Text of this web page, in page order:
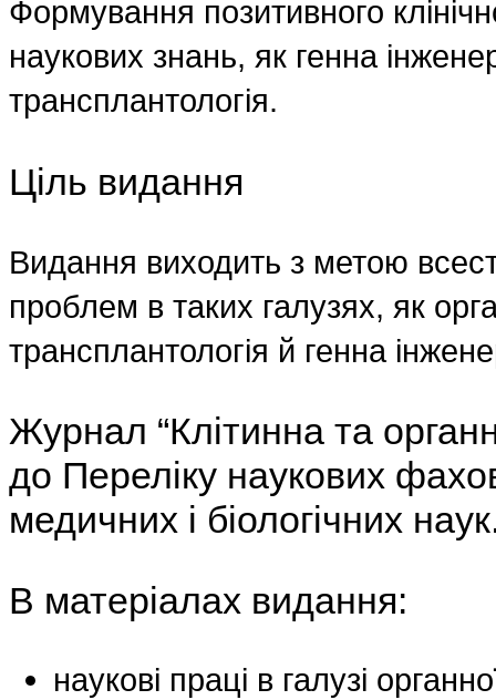
Формування позитивного
наукових знань, як генна
трансплантологія.
Ціль видання
Видання виходить з метою
проблем в таких галузях, як
трансплантологія й генна
Журнал “Клітинна та
до Переліку наукових
медичних і біологічних
В матеріалах видання:
наукові праці в галузі